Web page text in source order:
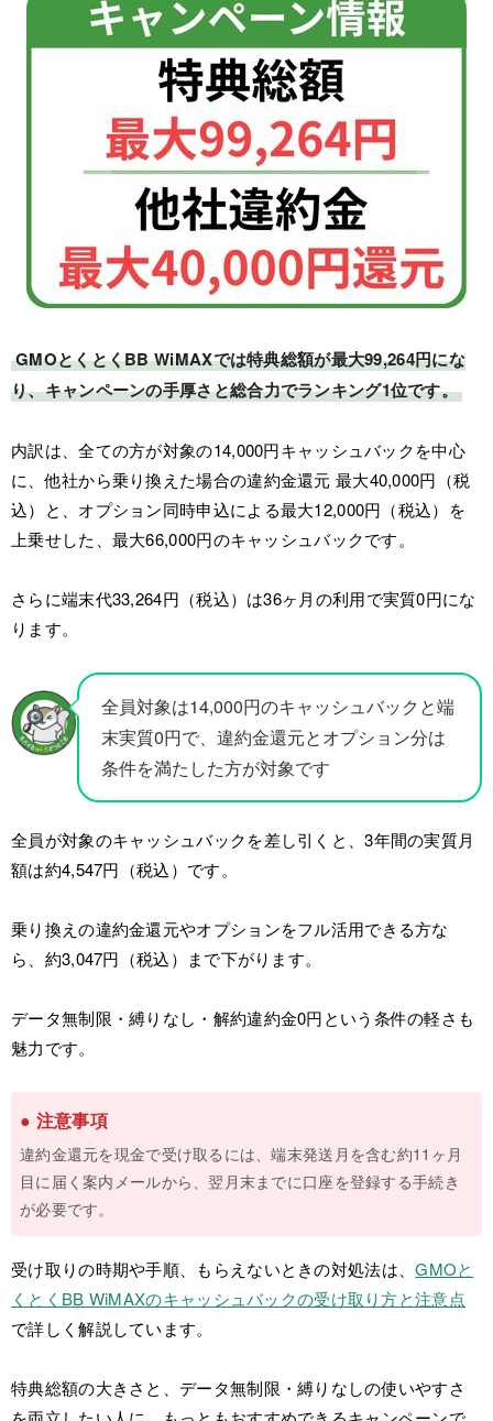
GMOとくとくBB WiMAXでは特典総額が最大99,264円にな
り、キャンペーンの手厚さと総合力でランキング1位です。
内訳は、全ての方が対象の14,000円キャッシュバックを中心
に、他社から乗り換えた場合の違約金還元 最大40,000円（税
込）と、オプション同時申込による最大12,000円（税込）を
上乗せした、最大66,000円のキャッシュバックです。
さらに端末代33,264円（税込）は36ヶ月の利用で実質0円にな
ります。
全員対象は14,000円のキャッシュバックと端
末実質0円で、違約金還元とオプション分は
条件を満たした方が対象です
全員が対象のキャッシュバックを差し引くと、3年間の実質月
額は約4,547円（税込）です。
乗り換えの違約金還元やオプションをフル活用できる方な
ら、約3,047円（税込）まで下がります。
データ無制限・縛りなし・解約違約金0円という条件の軽さも
魅力です。
● 注意事項
違約金還元を現金で受け取るには、端末発送月を含む約11ヶ月
目に届く案内メールから、翌月末までに口座を登録する手続き
が必要です。
受け取りの時期や手順、もらえないときの対処法は、GMOと
くとくBB WiMAXのキャッシュバックの受け取り方と注意点
で詳しく解説しています。
特典総額の大きさと、データ無制限・縛りなしの使いやすさ